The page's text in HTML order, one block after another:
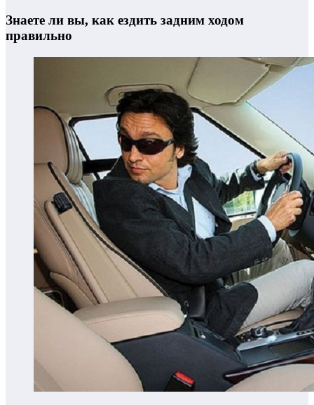
Знаете ли вы, как ездить задним ходом
правильно